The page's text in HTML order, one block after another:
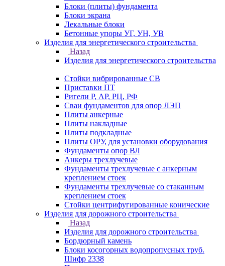
Блоки (плиты) фундамента
Блоки экрана
Лекальные блоки
Бетонные упоры УГ, УН, УВ
Изделия для энергетического строительства
Назад
Изделия для энергетического строительства
Стойки вибрированные СВ
Приставки ПТ
Ригели Р, АР, РЦ, РФ
Сваи фундаментов для опор ЛЭП
Плиты анкерные
Плиты накладные
Плиты подкладные
Плиты ОРУ, для установки оборудования
Фундаменты опор ВЛ
Анкеры трехлучевые
Фундаменты трехлучевые с анкерным
креплением стоек
Фундаменты трехлучевые со стаканным
креплением стоек
Стойки центрифугированные конические
Изделия для дорожного строительства
Назад
Изделия для дорожного строительства
Бордюрный камень
Блоки косогорных водопропусных труб.
Шифр 2338